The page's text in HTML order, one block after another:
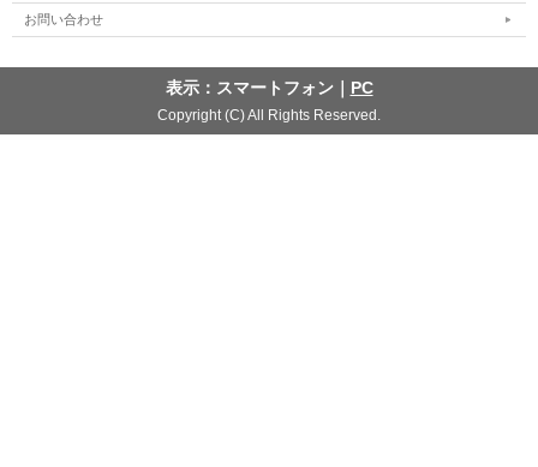
お問い合わせ
表示：スマートフォン｜ PC
Copyright (C) All Rights Reserved.